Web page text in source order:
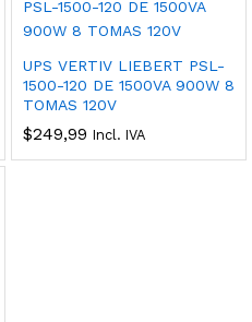
UPS VERTIV LIEBERT PSL-
1500-120 DE 1500VA 900W 8
TOMAS 120V
$249,99 Incl. IVA